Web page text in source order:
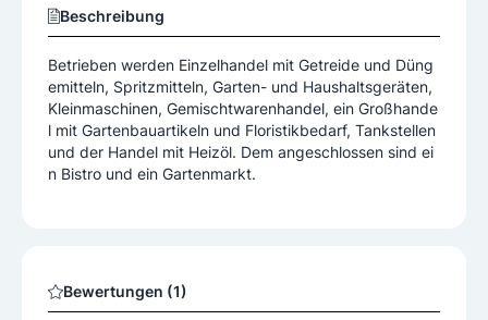
Beschreibung
Betrieben werden Einzelhandel mit Getreide und Düng
emitteln, Spritzmitteln, Garten- und Haushaltsgeräten,
Kleinmaschinen, Gemischtwarenhandel, ein Großhande
l mit Gartenbauartikeln und Floristikbedarf, Tankstellen
und der Handel mit Heizöl. Dem angeschlossen sind ei
n Bistro und ein Gartenmarkt.
Bewertungen (1)